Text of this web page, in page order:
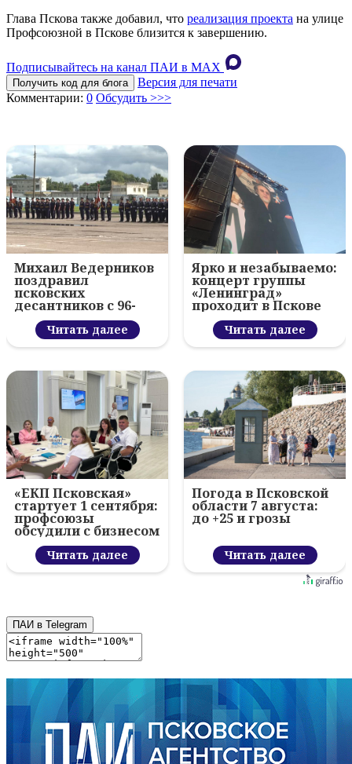
Глава Пскова также добавил, что реализация проекта на улице
Профсоюзной в Пскове близится к завершению.
Подписывайтесь на канал ПАИ в MAХ
Получить код для блога
Версия для печати
Комментарии: 0 Обсудить >>>
Михаил Ведерников
поздравил
псковских
десантников с 96-
летием ВДВ и
вручил награды
Читать далее
Ярко и незабываемо:
концерт группы
«Ленинград»
проходит в Пскове
Читать далее
«ЕКП Псковская»
стартует 1 сентября:
профсоюзы
обсудили с бизнесом
новый цифровой
проектЧитать далее
Погода в Псковской
области 7 августа:
до +25 и грозы
Читать далее
ПАИ в Telegram